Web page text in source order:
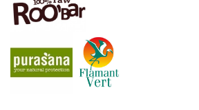
LA FRAÎCHEUR VERTE QUI APAISE
Le matcha, ce thé japonais se marie